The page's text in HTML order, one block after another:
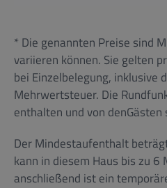
* Die genannten Preise sind
variieren können. Sie gelten
bei Einzelbelegung, inklusive
Mehrwertsteuer. Die
enthalten und von denGästen
Der Mindestaufenthalt
kann in diesem Haus bis zu
anschließend ist ein